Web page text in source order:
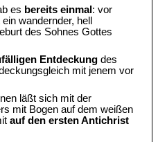
es bereits einmal : vor
wandernder, hell
des Sohnes Gottes
Entdeckung des
mit jenem vor
läßt sich mit der
mit Bogen auf dem weißen
auf den ersten Antichrist